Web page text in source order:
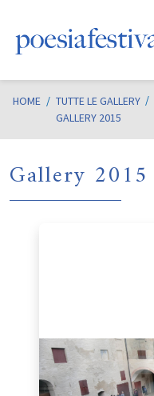
HOME / TUTTE LE GALLERY
GALLERY 2015
Gallery 2015